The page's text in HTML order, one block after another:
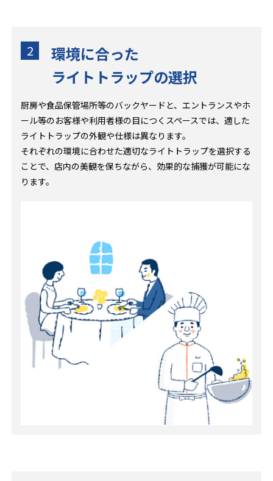
2
環境に合った
ライトトラップの選択
厨房や食品保管場所等のバックヤードと、エントランスやホ
ール等のお客様や利用者様の目につくスペースでは、適した
ライトトラップの外観や仕様は異なります。
それぞれの環境に合わせた適切なライトトラップを選択する
ことで、店内の美観を保ちながら、効果的な捕獲が可能にな
ります。